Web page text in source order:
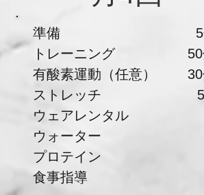
準備 5
トレーニング 50
有酸素運動（任意） 30
ストレッチ 5
ウェアレンタル
​ウォーター
​プロテイン
​食事指導